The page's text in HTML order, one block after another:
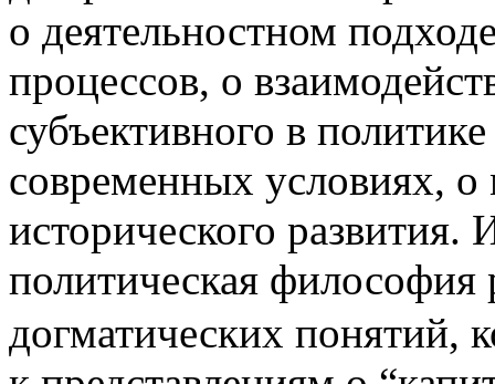
о деятельностном
процессов, о
субъективного в
современных условиях, о
исторического развития.
политическая
догматических понятий,